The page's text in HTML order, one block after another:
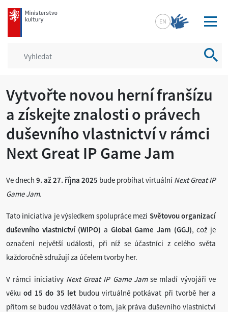
mkcr.cz
EN
Vytvořte novou herní franšízu
a získejte znalosti o právech
duševního vlastnictví v rámci
Next Great IP Game Jam
Ve dnech 9. až 27. října 2025 bude probíhat virtuální Next Great IP
Game Jam.
Tato iniciativa je výsledkem spolupráce mezi Světovou organizací
duševního vlastnictví (WIPO) a Global Game Jam (GGJ), což je
označení největší události, při níž se účastníci z celého světa
každoročně sdružují za účelem tvorby her.
V rámci iniciativy Next Great IP Game Jamse mladí vývojáři ve
věkuod 15 do 35 let budou virtuálně potkávat při tvorbě her a
přitom se budou vzdělávat o tom, jak práva duševního vlastnictví